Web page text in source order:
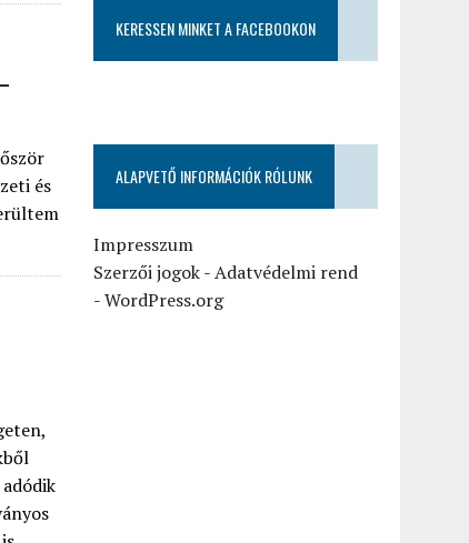
és
KERESSEN MINKET A FACEBOOKON
ALAPVETŐ INFORMÁCIÓK RÓLUNK
Impresszum
Szerzői jogok-Adatvédelmi rend
-WordPress.org